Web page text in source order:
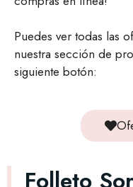
Puedes ver todas las
nuestra sección de
siguiente botón: